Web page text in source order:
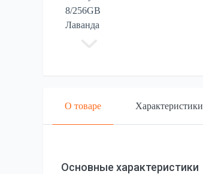
О товаре Характеристики
Основные характеристики